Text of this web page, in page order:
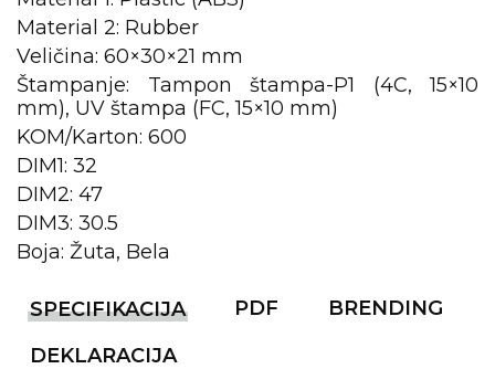
DUKSEVI I KABANICE
KAČKETI, KAPE I ŠEŠIRI
POLO MAJICE
KOŠULJE
UNIFORME
STRETCH TOPS
SUBLIMACIJA
CRICKET UPALJAČI
PEŠKIRI
TEKSTIL
Material 2: Rubber
Veličina: 60×30×21 mm
Štampanje: Tampon štampa-P1 (4C, 15×10
mm), UV štampa (FC, 15×10 mm)
KOM/Karton: 600
DIM1: 32
DIM2: 47
DIM3: 30.5
Boja: Žuta, Bela
SPECIFIKACIJA PDF
BRENDING
DEKLARACIJA